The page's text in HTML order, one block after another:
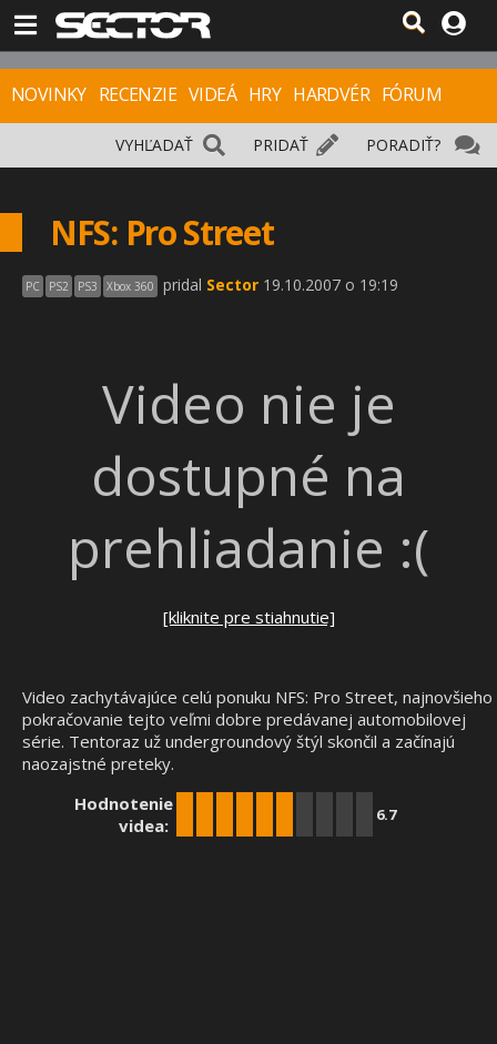
NOVINKY RECENZIE VIDEÁ HRY HARDVÉR FÓRUM
PORADIŤ?
PRIDAŤ
VYHĽADAŤ
NFS: Pro Street
PC PS2 PS3 Xbox 360 pridal Sector 19.10.2007 o 19:19
Video nie je
dostupné na
prehliadanie :(
[kliknite pre stiahnutie]
Video zachytávajúce celú ponuku NFS: Pro Street, najnovšieho
pokračovanie tejto veľmi dobre predávanej automobilovej
série. Tentoraz už undergroundový štýl skončil a začínajú
naozajstné preteky.
Hodnotenie
videa:
6.7